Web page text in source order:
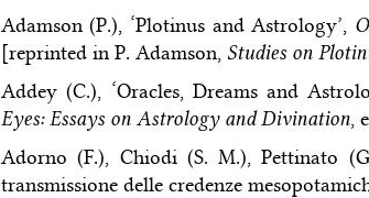
Adamson (P.), ‘Plotinus and Astrology’,
[reprinted in P. Adamson, Studies on
Addey (C.), ‘Oracles, Dreams and
Eyes: Essays on Astrology and Divination,
Adorno (F.), Chiodi (S. M.), Pettinato
transmissione delle credenze